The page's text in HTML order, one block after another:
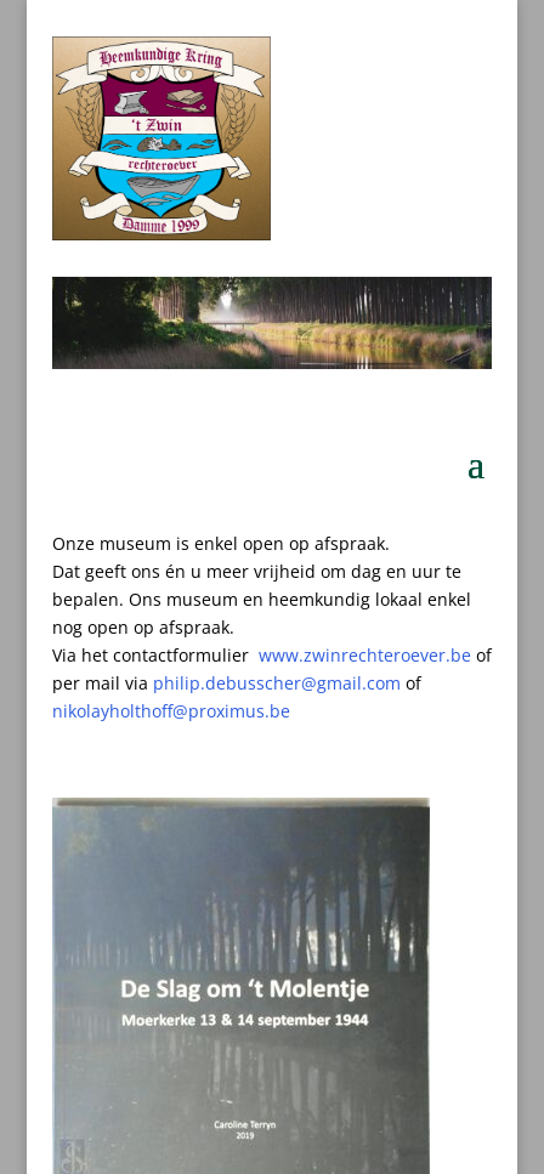
Onze museum is enkel open op afspraak.
Dat geeft ons én u meer vrijheid om dag en uur te
bepalen. Ons museum en heemkundig lokaal enkel
nog open op afspraak.
Via het contactformulier www.zwinrechteroever.be of
per mail via philip.debusscher@gmail.com of
nikolayholthoff@proximus.be